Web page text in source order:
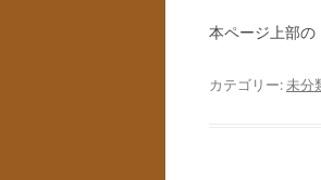
本ページ上部の
カテゴリー:未分